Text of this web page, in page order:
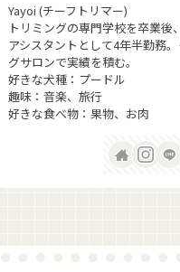
Yayoi (チーフトリマー)
トリミングの専門学校を卒業後
アシスタントとして4年半勤務
グサロンで実績を積む。
好きな犬種：プードル
趣味：音楽、旅行
好きな食べ物：果物、お肉